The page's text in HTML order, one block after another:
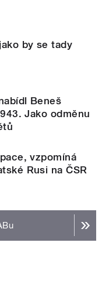
by se tady
Beneš
Jako odměnu
vzpomíná
Rusi na ČSR